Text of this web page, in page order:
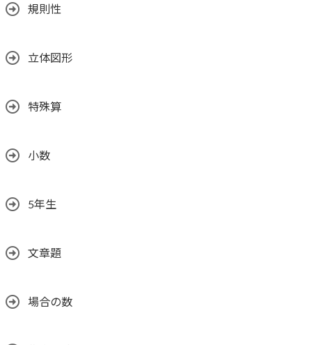
規則性
立体図形
特殊算
小数
5年生
文章題
場合の数